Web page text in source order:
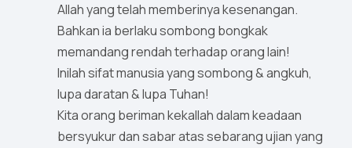
Allah yang telah memberinya kesenangan.
Bahkan ia berlaku sombong bongkak
memandang rendah terhadap orang lain!
Inilah sifat manusia yang sombong & angkuh,
lupa daratan & lupa Tuhan!
Kita orang beriman kekallah dalam keadaan
bersyukur dan sabar atas sebarang ujian yang